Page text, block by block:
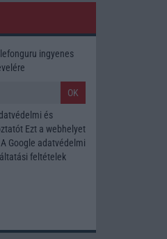
ingyenes
OK
és
Ezt a webhelyet
Google adatvédelmi
feltételek